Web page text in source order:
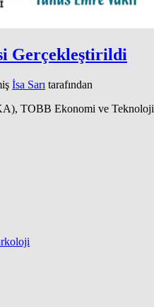
Gerçekleştirildi
İsa Sarı tarafından
TOBB Ekonomi ve